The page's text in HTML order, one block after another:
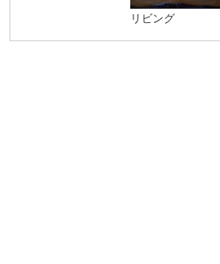
リビング